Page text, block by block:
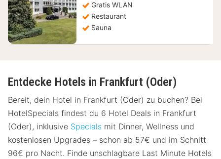
Gratis WLAN
Restaurant
Sauna
Entdecke Hotels in Frankfurt (Oder)
Bereit, dein Hotel in Frankfurt (Oder) zu buchen? Bei
HotelSpecials findest du 6 Hotel Deals in Frankfurt
(Oder), inklusive Specials mit Dinner, Wellness und
kostenlosen Upgrades – schon ab 57€ und im Schnitt
96€ pro Nacht. Finde unschlagbare Last Minute Hotels